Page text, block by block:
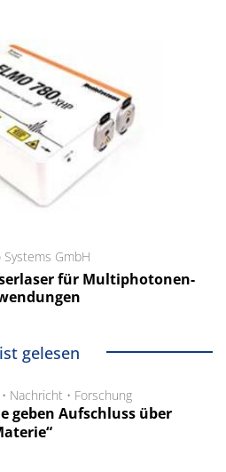
Systems GmbH
für Multiphotonen-
gelesen
Nachricht • Forschung
geben Aufschluss über